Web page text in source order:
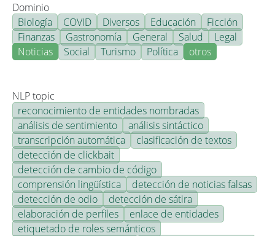
Dominio
Biología
COVID Diversos Educación
Ficción
Finanzas
Gastronomía General Salud
Legal
Noticias
Social Turismo Política otros
NLP topic
reconocimiento de entidades nombradas
análisis de sentimiento
análisis sintáctico
transcripción automática
clasificación de textos
detección de clickbait
detección de cambio de código
comprensión lingüística
detección de noticias falsas
detección de odio
detección de sátira
elaboración de perfiles
enlace de entidades
etiquetado de roles semánticos